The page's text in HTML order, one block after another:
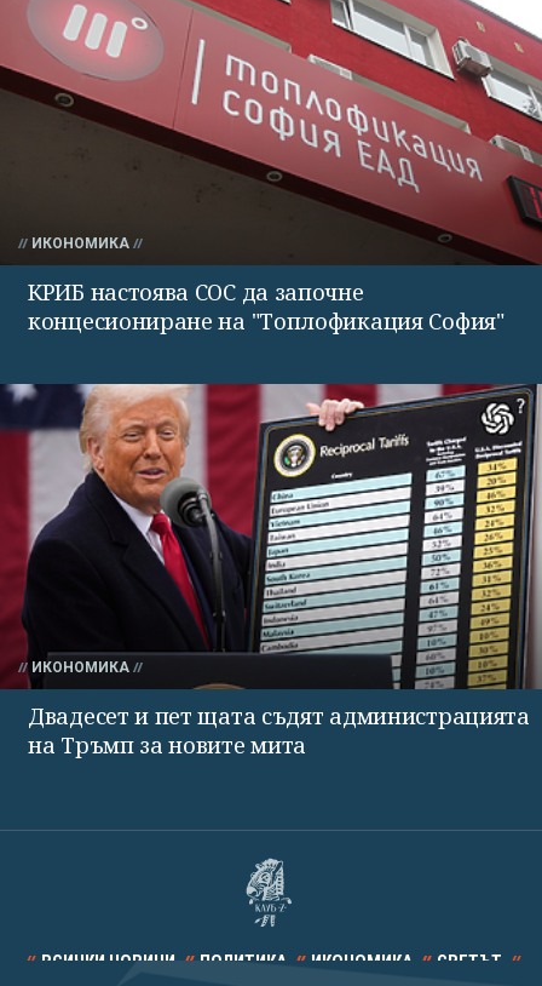
ИКОНОМИКА
КРИБ настоява СОС да започне
концесиониране на "Топлофикация София"
ИКОНОМИКА
Двадесет и пет щата съдят администрацията
на Тръмп за новите мита
ВСИЧКИ НОВИНИ ПОЛИТИКА ИКОНОМИКА СВЕТЪТ